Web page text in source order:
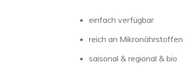
einfach verfügbar
reich an Mikronährstoffen
saisonal & regional & bio